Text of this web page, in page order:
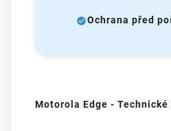
Ochrana před
Motorola Edge -